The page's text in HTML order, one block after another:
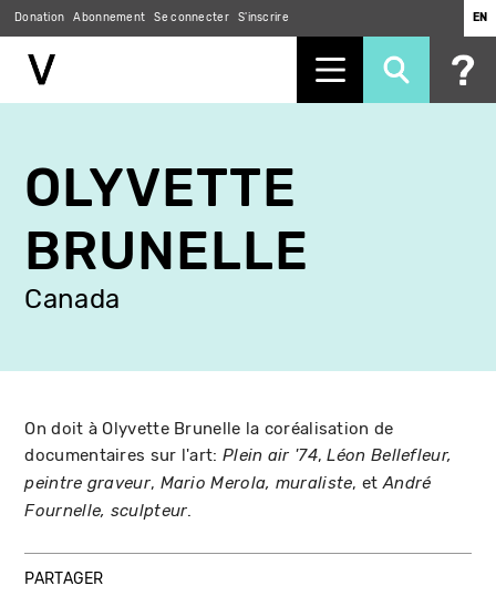
contenu
principal
Donation Abonnement Se connecter S'inscrire EN
OLYVETTE
BRUNELLE
Canada
On doit à Olyvette Brunelle la coréalisation de
documentaires sur l'art: Plein air '74,Léon Bellefleur,
peintre graveur, Mario Merola, muraliste, etAndré
Fournelle, sculpteur.
PARTAGER